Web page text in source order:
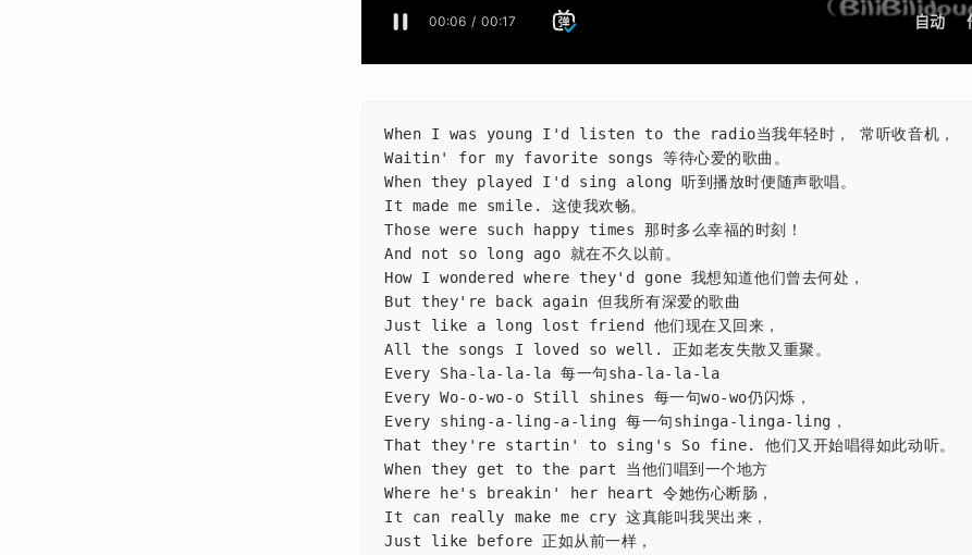
When I was young I'd listen to the radio当我年轻时， 常听收音机，
Waitin' for my favorite songs 等待心爱的歌曲。
When they played I'd sing along 听到播放时便随声歌唱。
It made me smile. 这使我欢畅。
Those were such happy times 那时多么幸福的时刻！
And not so long ago 就在不久以前。
How I wondered where they'd gone 我想知道他们曾去何处，
But they're back again 但我所有深爱的歌曲
Just like a long lost friend 他们现在又回来，
All the songs I loved so well. 正如老友失散又重聚。
Every Sha-la-la-la 每一句sha-la-la-la
Every Wo-o-wo-o Still shines 每一句wo-wo仍闪烁，
Every shing-a-ling-a-ling 每一句shinga-linga-ling，
That they're startin' to sing's So fine. 他们又开始唱得如此动听。
When they get to the part 当他们唱到一个地方
Where he's breakin' her heart 令她伤心断肠，
It can really make me cry 这真能叫我哭出来，
Just like before 正如从前一样，